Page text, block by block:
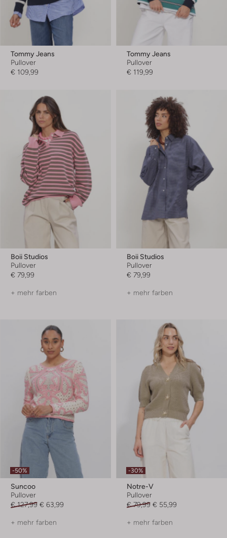
Tommy Jeans
Pullover
€ 109,99
Tommy Jeans
Pullover
€ 119,99
Boii Studios
Pullover
€ 79,99
+ mehr farben
Boii Studios
Pullover
€ 79,99
+ mehr farben
-50%
Suncoo
Pullover
€ 127,99 € 63,99
+ mehr farben
-30%
Notre-V
Pullover
€ 79,99 € 55,99
+ mehr farben